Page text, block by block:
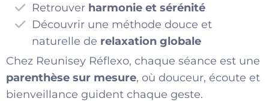
Retrouver harmonie et sérénité
Découvrir une méthode douce et
naturelle de relaxation globale
Chez Reunisey Réflexo, chaque séance est une
parenthèse sur mesure, où douceur, écoute et
bienveillance guident chaque geste.